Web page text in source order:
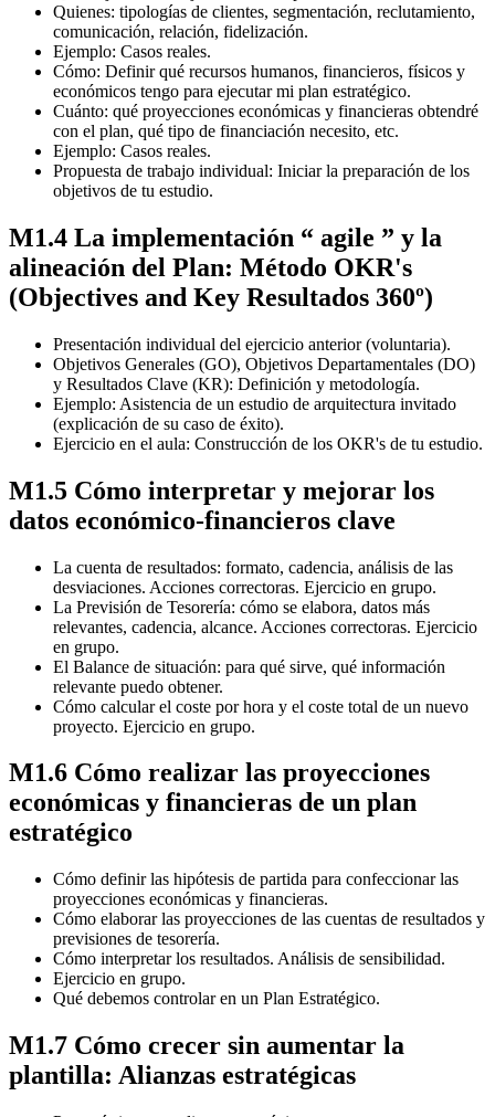
Quienes: tipologías de clientes, segmentación, reclutamiento,
comunicación, relación, fidelización.
Ejemplo: Casos reales.
Cómo: Definir qué recursos humanos, financieros, físicos y
económicos tengo para ejecutar mi plan estratégico.
Cuánto: qué proyecciones económicas y financieras obtendré
con el plan, qué tipo de financiación necesito, etc.
Ejemplo: Casos reales.
Propuesta de trabajo individual: Iniciar la preparación de los
objetivos de tu estudio.
M1.4 La implementación “ agile ” y la
alineación del Plan: Método OKR's
(Objectives and Key Resultados 360º)
Presentación individual del ejercicio anterior (voluntaria).
Objetivos Generales (GO), Objetivos Departamentales (DO)
y Resultados Clave (KR): Definición y metodología.
Ejemplo: Asistencia de un estudio de arquitectura invitado
(explicación de su caso de éxito).
Ejercicio en el aula: Construcción de los OKR's de tu estudio.
M1.5 Cómo interpretar y mejorar los
datos económico-financieros clave
La cuenta de resultados: formato, cadencia, análisis de las
desviaciones. Acciones correctoras. Ejercicio en grupo.
La Previsión de Tesorería: cómo se elabora, datos más
relevantes, cadencia, alcance. Acciones correctoras. Ejercicio
en grupo.
El Balance de situación: para qué sirve, qué información
relevante puedo obtener.
Cómo calcular el coste por hora y el coste total de un nuevo
proyecto. Ejercicio en grupo.
M1.6 Cómo realizar las proyecciones
económicas y financieras de un plan
estratégico
Cómo definir las hipótesis de partida para confeccionar las
proyecciones económicas y financieras.
Cómo elaborar las proyecciones de las cuentas de resultados y
previsiones de tesorería.
Cómo interpretar los resultados. Análisis de sensibilidad.
Ejercicio en grupo.
Qué debemos controlar en un Plan Estratégico.
M1.7 Cómo crecer sin aumentar la
plantilla: Alianzas estratégicas